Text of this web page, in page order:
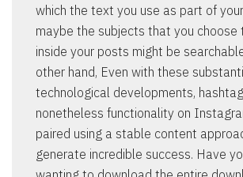
which the text you use as part of
maybe the subjects that you choose
inside your posts might be
other hand, Even with these
technological developments,
nonetheless functionality on
paired using a stable content
generate incredible success. Have